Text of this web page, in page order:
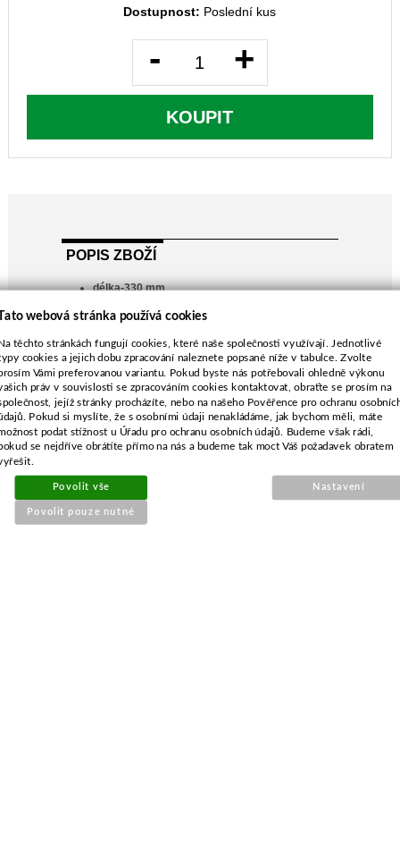
Dostupnost: Poslední kus
- +
KOUPIT
POPIS ZBOŽÍ
délka-330 mm
průměr středu-19,5 mm
průměr vnějších děr-10,5 mm
Agroma 1100, 1300
SOUVISEJÍCÍ PRODUKTY
Vložka karb. pro OleoMac
webová stránka používá cookies
těchto stránkách fungují cookies, které naše společnosti využívají. Jednotlivé
cookies a jejich dobu zpracování naleznete popsané níže v tabulce. Zvolte
Vámi preferovanou variantu. Pokud byste nás potřebovali ohledně výkonu
práv v souvislosti se zpracováním cookies kontaktovat, obraťte se prosím na
jejíž stránky procházíte, nebo na našeho Pověřence pro ochranu
Pokud si myslíte, že s osobními údaji nenakládáme, jak bychom měli, máte
podat stížnost u Úřadu pro ochranu osobních údajů. Budeme však rádi,
se nejdříve obrátíte přímo na nás a budeme tak moct Váš požadavek obratem
Povolit vše
Povolit pouze nutné
Nastavení